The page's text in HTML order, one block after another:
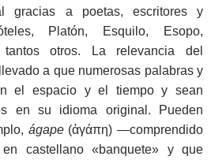
gracias a poetas, escritores y
Platón, Esquilo, Esopo,
otros. La relevancia del
a que numerosas palabras y
el espacio y el tiempo y sean
en su idioma original. Pueden
ágape(ἀγάπη) ―comprendido
castellano «banquete» y que